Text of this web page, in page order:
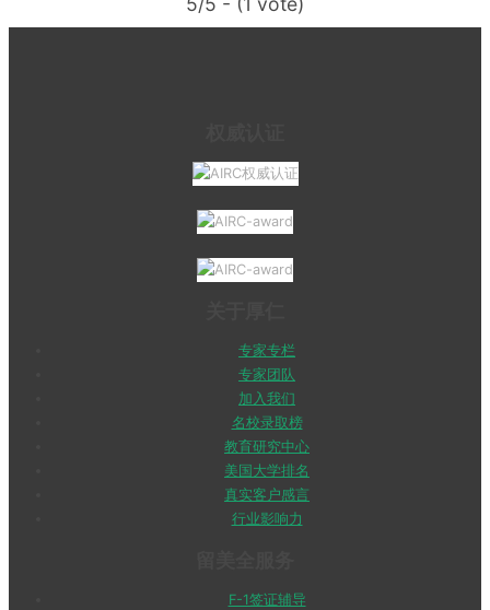
专家专栏
专家团队
加入我们
名校录取榜
教育研究中心
美国大学排名
真实客户感言
行业影响力
F-1签证辅导